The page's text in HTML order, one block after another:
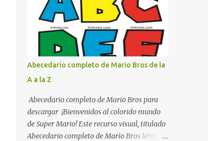
visitantes, pero además aportan un toque
decorativo que hace que la institución luzca
más ordenada, moderna y acogedora.
Pensando en esta necesidad, he diseñado
una colección de letreros útiles para la
escuela con un estilo elegante, fácil de leer y
listo para imprimir en alta calidad. Su diseño
busca combinar funcionalidad y estética,
logrando que cualquier institución educativa
proyecte una imagen más organizada y
profesional. ¿Por qué son importantes los
Abecedario completo de Mario Bros de la
A a la Z
Abecedario completo de Mario Bros para
descargar ¡Bienvenidos al colorido mundo
de Super Mario! Este recurso visual, titulado
Abecedario completo de Mario Bros letras